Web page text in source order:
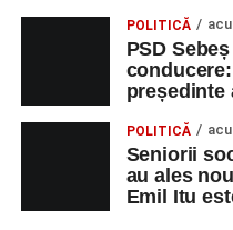
Piața Primăriei
Orele 17.00–20.00– Punct
SÂMBĂTĂ,
POLITICĂ
PSD
președinte
POLITICĂ
Seniorii
au ales
Emil Itu